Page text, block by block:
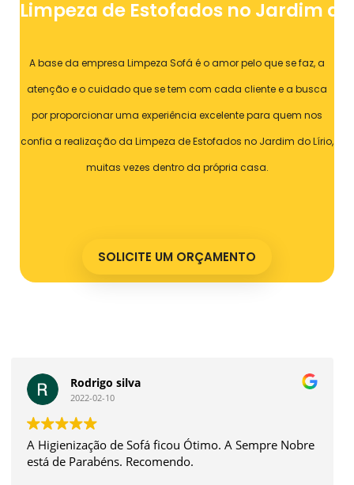
Limpeza de Estofados no Jardim
A base da empresa Limpeza Sofá é o amor pelo que se faz, a
atenção e o cuidado que se tem com cada cliente e a busca
por proporcionar uma experiência excelente para quem nos
confia a realização da Limpeza de Estofados no Jardim do Lírio,
muitas vezes dentro da própria casa.
SOLICITE UM ORÇAMENTO
Nathan Custodio Ferreira
2022-01-04
A experiência foi sensacional. O atendimento é
excelente tanto para agendamento quanto na